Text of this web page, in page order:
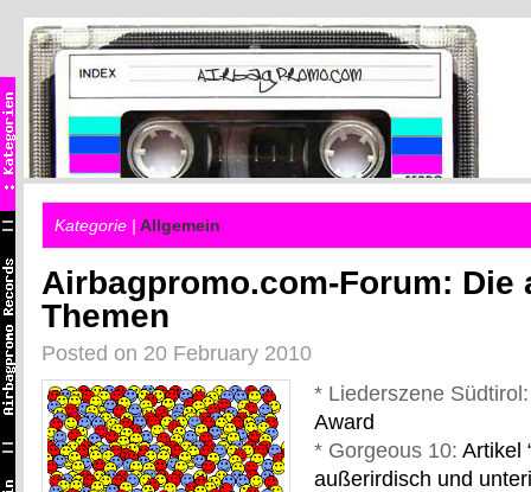
Kategorie | Allgemein
Airbagpromo.com-Forum: Die
Themen
Posted on 20 February 2010
* Liederszene
Award
* Gorgeous 10: Artikel
außerirdisch und